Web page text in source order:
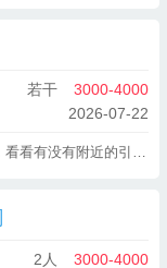
若干
3000-4000
2026-07-22
其实儿童引导师挺重要的。但是不好找，看看有没有附近的引导师。有专业的联系。薪资私聊。
2人
3000-4000